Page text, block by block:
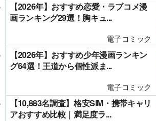
【2026年】おすすめ恋愛・ラブコメ漫
画ランキング29選！胸キュ...
電子コミック
【2026年】おすすめ少年漫画ランキン
グ64選！王道から個性派ま...
電子コミック
【10,883名調査】格安SIM・携帯キャリ
アおすすめ比較｜満足度ラ...